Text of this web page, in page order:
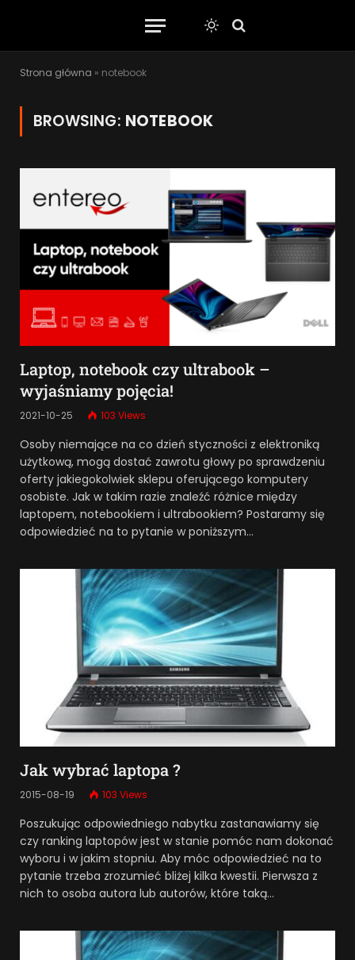
Strona główna » notebook
BROWSING: NOTEBOOK
Laptop, notebook czy ultrabook –
wyjaśniamy pojęcia!
2021-10-25 103 Views
Osoby niemające na co dzień styczności z elektroniką
użytkową, mogą dostać zawrotu głowy po sprawdzeniu
oferty jakiegokolwiek sklepu oferującego komputery
osobiste. Jak w takim razie znaleźć różnice między
laptopem, notebookiem i ultrabookiem? Postaramy się
odpowiedzieć na to pytanie w poniższym…
Jak wybrać laptopa ?
2015-08-19 103 Views
Poszukując odpowiedniego nabytku zastanawiamy się
czy ranking laptopów jest w stanie pomóc nam dokonać
wyboru i w jakim stopniu. Aby móc odpowiedzieć na to
pytanie trzeba zrozumieć bliżej kilka kwestii. Pierwsza z
nich to osoba autora lub autorów, które taką…